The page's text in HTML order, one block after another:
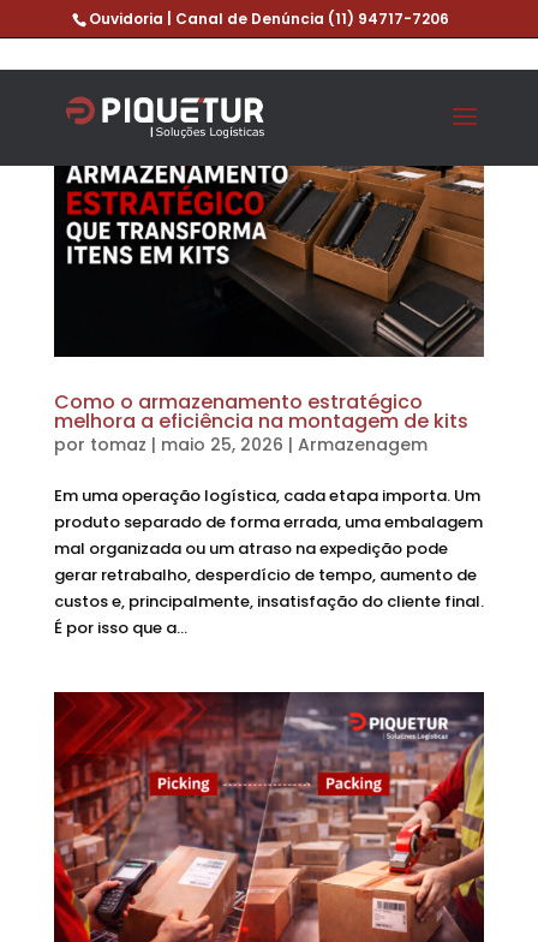
Ouvidoria | Canal de Denúncia (11) 94717-7206
Como o armazenamento estratégico
melhora a eficiência na montagem de kits
por tomaz | maio 25, 2026 | Armazenagem
Em uma operação logística, cada etapa importa. Um
produto separado de forma errada, uma embalagem
mal organizada ou um atraso na expedição pode
gerar retrabalho, desperdício de tempo, aumento de
custos e, principalmente, insatisfação do cliente final.
É por isso que a...